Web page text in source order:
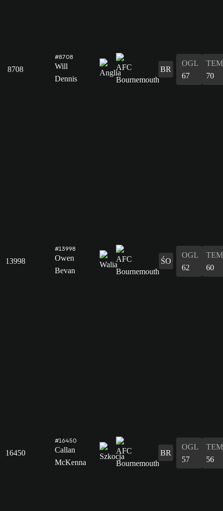
8708
#8708
Will
Dennis
BR
OGL
67
TEM
70
13998
#13998
Owen
Bevan
ŚO
OGL
62
TEM
60
16450
#16450
Callan
McKenna
BR
OGL
57
TEM
56